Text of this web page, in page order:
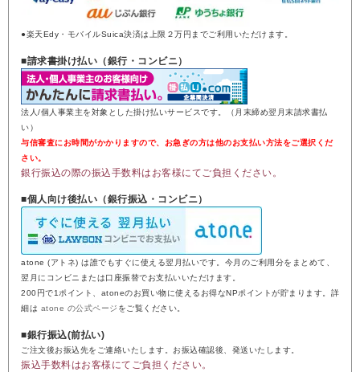
●楽天Edy・モバイルSuica決済は上限２万円までご利用いただけます。
■請求書掛け払い（銀行・コンビニ）
法人/個人事業主を対象とした掛け払いサービスです。（月末締め翌月末請求書払
い）
与信審査にお時間がかかりますので、お急ぎの方は他のお支払い方法をご選択くだ
さい。
銀行振込の際の振込手数料はお客様にてご負担ください。
■個人向け後払い（銀行振込・コンビニ）
atone (アトネ) は誰でもすぐに使える翌月払いです。今月のご利用分をまとめて、
翌月にコンビニまたは口座振替でお支払いいただけます。
200円で1ポイント、atoneのお買い物に使えるお得なNPポイントが貯まります。詳
細は atone の公式ページ をご覧ください。
■銀行振込(前払い)
ご注文後お振込先をご連絡いたします。お振込確認後、発送いたします。
振込手数料はお客様にてご負担ください。